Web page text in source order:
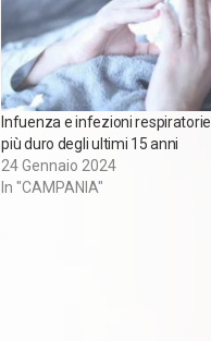
Infuenza e infezioni
più duro degli ultimi 15 anni
24 Gennaio 2024
In "CAMPANIA"